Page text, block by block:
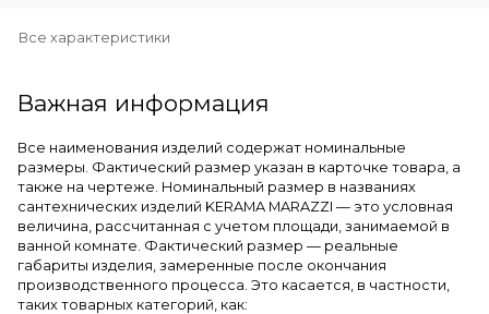
Все характеристики
Важная информация
Все наименования изделий содержат номинальные
размеры. Фактический размер указан в карточке товара, а
также на чертеже. Номинальный размер в названиях
сантехнических изделий KERAMA MARAZZI — это условная
величина, рассчитанная с учетом площади, занимаемой в
ванной комнате. Фактический размер — реальные
габариты изделия, замеренные после окончания
производственного процесса. Это касается, в частности,
таких товарных категорий, как: